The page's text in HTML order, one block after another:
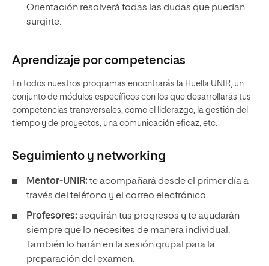
Orientación resolverá todas las dudas que puedan
surgirte.
Aprendizaje por competencias
En todos nuestros programas encontrarás la Huella UNIR, un
conjunto de módulos específicos con los que desarrollarás tus
competencias transversales, como el liderazgo, la gestión del
tiempo y de proyectos, una comunicación eficaz, etc.
Seguimiento y networking
Mentor-UNIR: te acompañará desde el primer día a
través del teléfono y el correo electrónico.
Profesores: seguirán tus progresos y te ayudarán
siempre que lo necesites de manera individual.
También lo harán en la sesión grupal para la
preparación del examen.